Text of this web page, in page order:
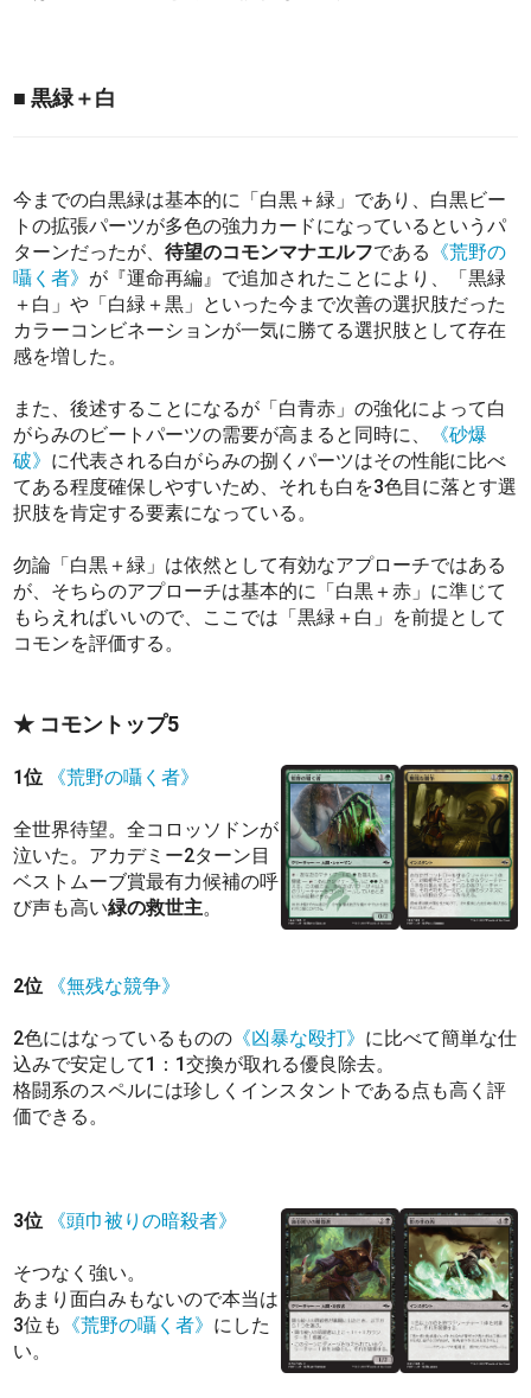
■ 黒緑＋白
今までの白黒緑は基本的に「白黒＋緑」であり、白黒ビー
トの拡張パーツが多色の強力カードになっているというパ
ターンだったが、待望のコモンマナエルフである 《荒野の
囁く者》 が『運命再編』で追加されたことにより、「黒緑
＋白」や「白緑＋黒」といった今まで次善の選択肢だった
カラーコンビネーションが一気に勝てる選択肢として存在
感を増した。
また、後述することになるが「白青赤」の強化によって白
がらみのビートパーツの需要が高まると同時に、
《砂爆
破》 に代表される白がらみの捌くパーツはその性能に比べ
てある程度確保しやすいため、それも白を3色目に落とす選
択肢を肯定する要素になっている。
勿論「白黒＋緑」は依然として有効なアプローチではある
が、そちらのアプローチは基本的に「白黒＋赤」に準じて
もらえればいいので、ここでは「黒緑＋白」を前提として
コモンを評価する。
★ コモントップ5
1位 《荒野の囁く者》
全世界待望。全コロッソドンが
泣いた。アカデミー2ターン目
ベストムーブ賞最有力候補の呼
び声も高い緑の救世主。
2位 《無残な競争》
2色にはなっているものの 《凶暴な殴打》 に比べて簡単な仕
込みで安定して1：1交換が取れる優良除去。
格闘系のスペルには珍しくインスタントである点も高く評
価できる。
3位 《頭巾被りの暗殺者》
そつなく強い。
あまり面白みもないので本当は
3位も 《荒野の囁く者》 にした
い。